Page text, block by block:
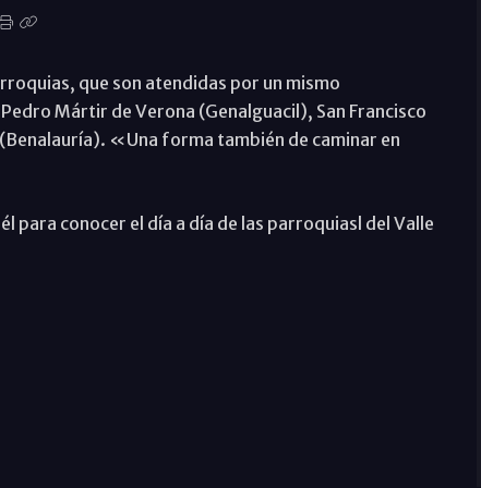
que son atendidas por un mismo
Mártir de Verona (Genalguacil), San Francisco
«Una forma también de caminar en
para conocer el día a día de las parroquiasl del Valle